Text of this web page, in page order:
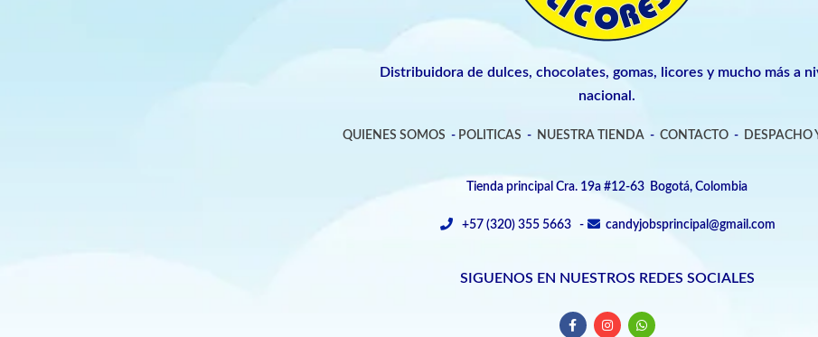
Distribuidora de dulces, chocolates, gomas, licores y mucho más a
nacional.
QUIENES SOMOS - POLITICAS - NUESTRA TIENDA- CONTACTO- DESPACHO
Tienda principal Cra. 19a #12-63 Bogotá, Colombia
+57 (320) 355 5663 - candyjobsprincipal@gmail.com
SIGUENOS EN NUESTROS REDES SOCIALES